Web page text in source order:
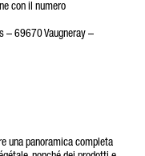
con il numero
– 69670 Vaugneray –
una panoramica completa